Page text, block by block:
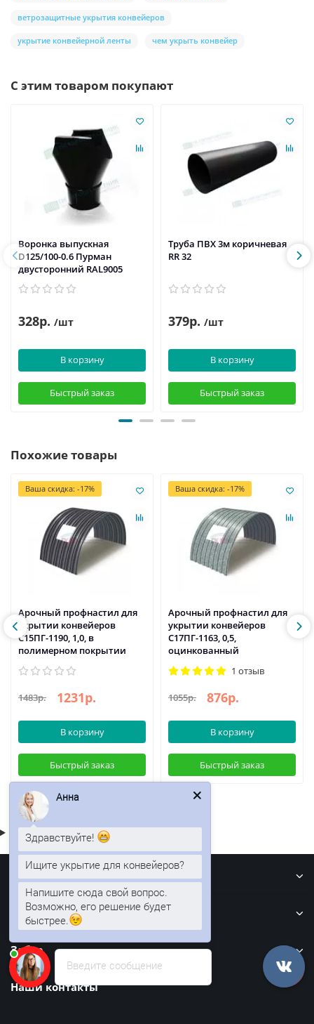
ветрозащитные укрытия конвейеров
укрытие конвейерной ленты чем укрыть конвейер
С этим товаром покупают
Воронка выпускная
D125/100-0.6 Пурман
двусторонний RAL9005
328р. /шт
В корзину
Быстрый заказ
Труба ПВХ 3м коричневая
RR 32
379р. /шт
В корзину
Быстрый заказ
Похожие товары
Ваша скидка: -17%
Арочный профнастил для
укрытии конвейеров
С15ПГ-1190, 1,0, в
полимерном покрытии
1483р. 1231р.
В корзину
Быстрый заказ
Ваша скидка: -17%
Арочный профнастил для
укрытии конвейеров
С17ПГ-1163, 0,5,
оцинкованный
1 отзыв
1055р. 876р.
В корзину
Быстрый заказ
Информация
Кровля
Забор
Наши контакты
Введите сообщение
Анна
Здравствуйте!
Ищите укрытие для конвейеров?
Напишите сюда свой вопрос.
Возможно, его решение будет
быстрее.